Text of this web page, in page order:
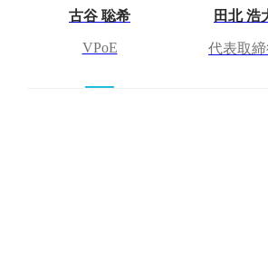
古谷 聡希
VPoE
田北 浩
代表取